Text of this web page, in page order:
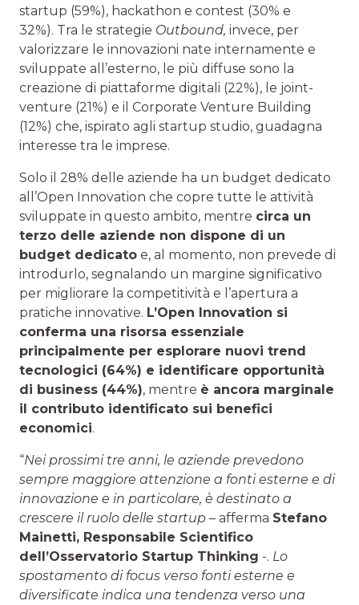
startup (59%), hackathon e contest (30% e
32%). Tra le strategie Outbound, invece, per
valorizzare le innovazioni nate internamente e
sviluppate all’esterno, le più diffuse sono la
creazione di piattaforme digitali (22%), le joint-
venture (21%) e il Corporate Venture Building
(12%) che, ispirato agli startup studio, guadagna
interesse tra le imprese.
Solo il 28% delle aziende ha un budget dedicato
all’Open Innovation che copre tutte le attività
sviluppate in questo ambito, mentre circa un
terzo delle aziende non dispone di un
budget dedicato e, al momento, non prevede di
introdurlo, segnalando un margine significativo
per migliorare la competitività e l’apertura a
pratiche innovative. L’Open Innovation si
conferma una risorsa essenziale
principalmente per esplorare nuovi trend
tecnologici (64%) e identificare opportunità
di business (44%), mentre è ancora marginale
il contributo identificato sui benefici
economici.
“Nei prossimi tre anni, le aziende prevedono
sempre maggiore attenzione a fonti esterne e di
innovazione e in particolare, è destinato a
crescere il ruolo delle startup – afferma Stefano
Mainetti, Responsabile Scientifico
dell’Osservatorio Startup Thinking -. Lo
spostamento di focus verso fonti esterne e
diversificate indica una tendenza verso una